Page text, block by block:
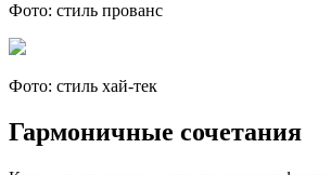
Фото: стиль прованс
Фото: стиль хай-тек
Гармоничные сочетания